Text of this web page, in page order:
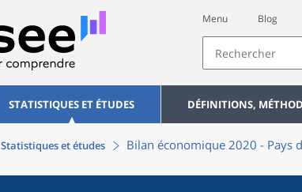
Menu Blog
STATISTIQUES ET ÉTUDES DÉFINITIONS,
Statistiques et études Bilan économique 2020 - Pays